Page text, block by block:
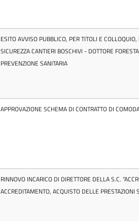
ESITO AVVISO PUBBLICO, PER TITOLI E
SICUREZZA CANTIERI BOSCHIVI - DOTTORE
PREVENZIONE SANITARIA
APPROVAZIONE SCHEMA DI CONTRATTO DI
RINNOVO INCARICO DI DIRETTORE DELLA S.C.
ACCREDITAMENTO, ACQUISTO DELLE PRESTAZIONI